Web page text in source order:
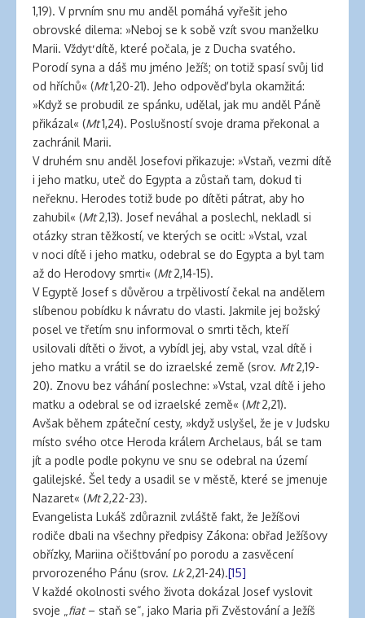
1,19). V prvním snu mu anděl pomáhá vyřešit jeho
obrovské dilema: »Neboj se k sobě vzít svou manželku
Marii. Vždyť dítě, které počala, je z Ducha svatého.
Porodí syna a dáš mu jméno Ježíš; on totiž spasí svůj lid
od hříchů« (Mt1,20-21). Jeho odpověď byla okamžitá:
»Když se probudil ze spánku, udělal, jak mu anděl Páně
přikázal« (Mt1,24). Poslušností svoje drama překonal a
zachránil Marii.
V druhém snu anděl Josefovi přikazuje: »Vstaň, vezmi dítě
i jeho matku, uteč do Egypta a zůstaň tam, dokud ti
neřeknu. Herodes totiž bude po dítěti pátrat, aby ho
zahubil« (Mt2,13). Josef neváhal a poslechl, nekladl si
otázky stran těžkostí, ve kterých se ocitl: »Vstal, vzal
v noci dítě i jeho matku, odebral se do Egypta a byl tam
až do Herodovy smrti« (Mt2,14-15).
V Egyptě Josef s důvěrou a trpělivostí čekal na andělem
slíbenou pobídku k návratu do vlasti. Jakmile jej božský
posel ve třetím snu informoval o smrti těch, kteří
usilovali dítěti o život, a vybídl jej, aby vstal, vzal dítě i
jeho matku a vrátil se do izraelské země (srov. Mt2,19-
20). Znovu bez váhání poslechne: »Vstal, vzal dítě i jeho
matku a odebral se od izraelské země« (Mt2,21).
Avšak během zpáteční cesty, »když uslyšel, že je v Judsku
místo svého otce Heroda králem Archelaus, bál se tam
jít a podle podle pokynu ve snu se odebral na území
galilejské. Šel tedy a usadil se v městě, které se jmenuje
Nazaret« (Mt2,22-23).
Evangelista Lukáš zdůraznil zvláště fakt, že Ježíšovi
rodiče dbali na všechny předpisy Zákona: obřad Ježíšovy
obřízky, Mariina očišťování po porodu a zasvěcení
prvorozeného Pánu (srov. Lk2,21-24).[15]
V každé okolnosti svého života dokázal Josef vyslovit
svoje „ fiat– staň se“, jako Maria při Zvěstování a Ježíš